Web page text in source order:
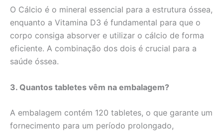
O Cálcio é o mineral essencial para a estrutura óssea,
enquanto a Vitamina D3 é fundamental para que o
corpo consiga absorver e utilizar o cálcio de forma
eficiente. A combinação dos dois é crucial para a
saúde óssea.
3. Quantos tabletes vêm na embalagem?
A embalagem contém 120 tabletes, o que garante um
fornecimento para um período prolongado,